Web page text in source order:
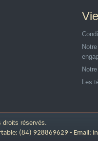
Les
droits réservés.
(84) 928869629 - Email: